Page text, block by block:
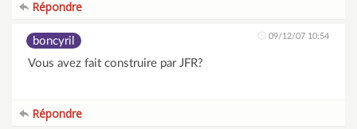
Répondre
boncyril 09/12/07 10:54
Vous avez fait construire par JFR?
Répondre